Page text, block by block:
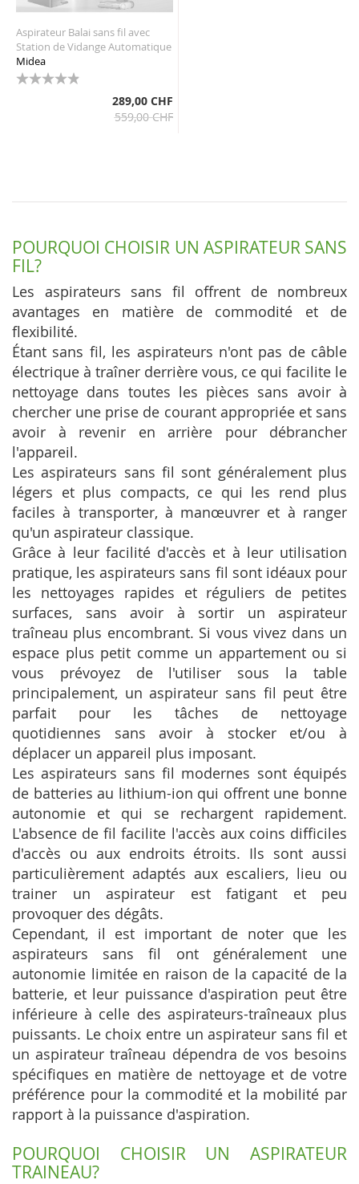
Aspirateur Balai sans fil avec
Station de Vidange Automatique
Midea
289,00 CHF
559,00 CHF
POURQUOI CHOISIR UN ASPIRATEUR SANS
FIL?
Les aspirateurs sans fil offrent de nombreux
avantages en matière de commodité et de
flexibilité.
Étant sans fil, les aspirateurs n'ont pas de câble
électrique à traîner derrière vous, ce qui facilite le
nettoyage dans toutes les pièces sans avoir à
chercher une prise de courant appropriée et sans
avoir à revenir en arrière pour débrancher
l'appareil.
Les aspirateurs sans fil sont généralement plus
légers et plus compacts, ce qui les rend plus
faciles à transporter, à manœuvrer et à ranger
qu'un aspirateur classique.
Grâce à leur facilité d'accès et à leur utilisation
pratique, les aspirateurs sans fil sont idéaux pour
les nettoyages rapides et réguliers de petites
surfaces, sans avoir à sortir un aspirateur
traîneau plus encombrant. Si vous vivez dans un
espace plus petit comme un appartement ou si
vous prévoyez de l'utiliser sous la table
principalement, un aspirateur sans fil peut être
parfait pour les tâches de nettoyage
quotidiennes sans avoir à stocker et/ou à
déplacer un appareil plus imposant.
Les aspirateurs sans fil modernes sont équipés
de batteries au lithium-ion qui offrent une bonne
autonomie et qui se rechargent rapidement.
L'absence de fil facilite l'accès aux coins difficiles
d'accès ou aux endroits étroits. Ils sont aussi
particulièrement adaptés aux escaliers, lieu ou
trainer un aspirateur est fatigant et peu
provoquer des dégâts.
Cependant, il est important de noter que les
aspirateurs sans fil ont généralement une
autonomie limitée en raison de la capacité de la
batterie, et leur puissance d'aspiration peut être
inférieure à celle des aspirateurs-traîneaux plus
puissants. Le choix entre un aspirateur sans fil et
un aspirateur traîneau dépendra de vos besoins
spécifiques en matière de nettoyage et de votre
préférence pour la commodité et la mobilité par
rapport à la puissance d'aspiration.
POURQUOI CHOISIR UN ASPIRATEUR
TRAINEAU?